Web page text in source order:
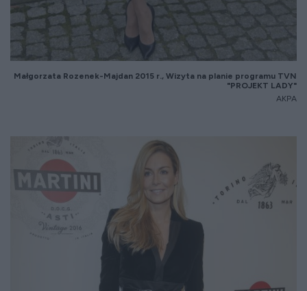
Małgorzata Rozenek-Majdan 2015 r., Wizyta na planie programu TVN
"PROJEKT LADY"
AKPA